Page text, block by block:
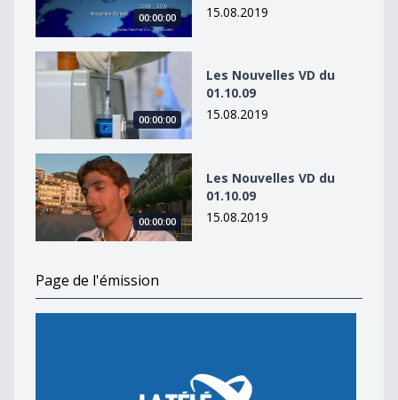
00:00:00
15.08.2019
Les Nouvelles VD du 01.10.09
00:00:00
Les Nouvelles VD du
01.10.09
15.08.2019
Les Nouvelles VD du 01.10.09
00:00:00
Les Nouvelles VD du
01.10.09
15.08.2019
Page de l'émission